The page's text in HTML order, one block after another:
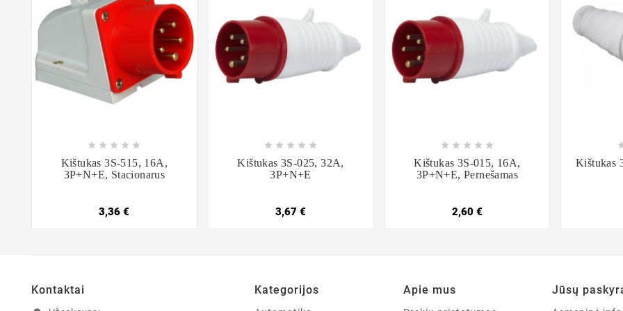
    
Kištukas 3S-515, 16A,
3P+N+E, Stacionarus
3,36 €
    
Kištukas 3S-025, 32A,
3P+N+E
3,67 €
    
Kištukas 3S-015, 16A,
3P+N+E, Pernešamas
2,60 €
Kištukas
Kontaktai Kategorijos Apie mus Jūsų